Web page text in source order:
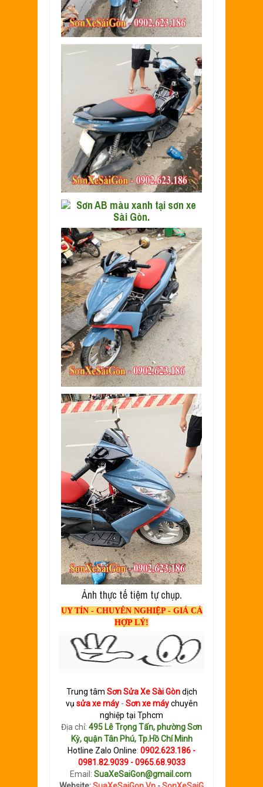
Ảnh thực tế tiệm tự chụp.
UY TÍN - CHUYÊN NGHIỆP - GIÁ CẢ
HỢP LÝ!
Trung tâm Sơn Sửa Xe Sài Gòn dịch
vụ sửa xe máy- Sơn xe máy chuyên
nghiệp tại Tphcm
Địa chỉ: 495 Lê Trọng Tấn, phường Sơn
Kỳ, quận Tân Phú, Tp.Hồ Chí Minh
Hotline Zalo Online: 0902.623.186 -
0981.82.9039 - 0965.68.9033
Email: SuaXeSaiGon@gmail.com